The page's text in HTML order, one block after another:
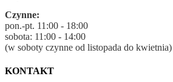
Czynne:
pon.-pt. 11:00 - 18:00
sobota: 11:00 - 14:00
(w soboty czynne od listopada do kwietnia)
KONTAKT